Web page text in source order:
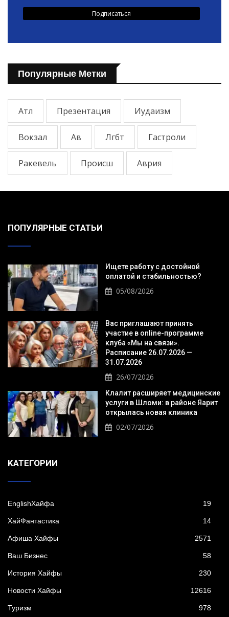
Популярные Метки
Атл Презентация Иудаизм
Вокзал Ав Лгбт Гастроли
Ракевель Происш Аврия
ПОПУЛЯРНЫЕ СТАТЬИ
Ищете работу с достойной
оплатой и стабильностью?
05/08/2026
Вас приглашают принять
участие в online-программе
клуба «Мы на связи».
Расписание 26.07.2026 —
31.07.2026
26/07/2026
Клалит расширяет медицинские
услуги в Шломи: в районе Яарит
открылась новая клиника
02/07/2026
KАТЕГОРИИ
EnglishХайфа 19
XайФантастика 14
Афиша Хайфы 2571
Ваш Бизнес 58
История Хайфы 230
Новости Хайфы 12616
Туризм 978